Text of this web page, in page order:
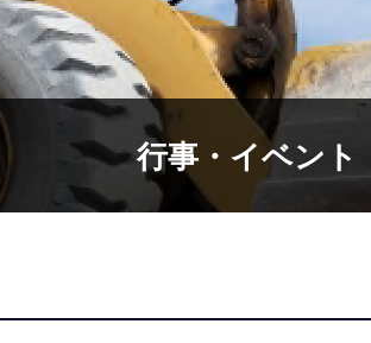
行事・イベント